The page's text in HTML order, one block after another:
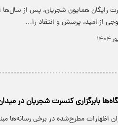
رایگان همایون شجریان، پس از سال‌ها
از امید، پرسش و انتقاد را…
بابرگزاری کنسرت شجریان در
اظهارات مطرح‌شده در برخی رسانه‌ها